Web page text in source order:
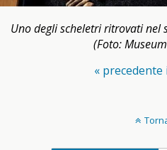
Uno degli scheletri ritrovati nel
(Foto:
«